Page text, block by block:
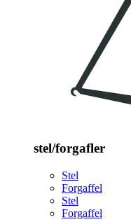
stel/forgafler
Stel
Forgaffel
Stel
Forgaffel